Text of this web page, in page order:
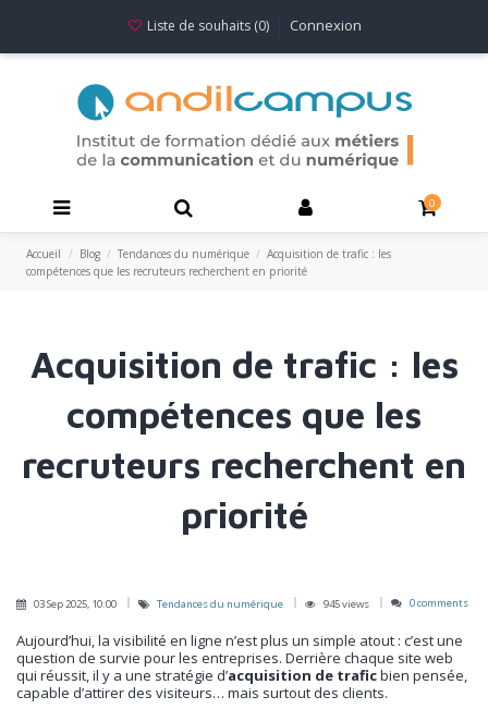
Liste de souhaits (0) Connexion
0
Accueil Blog Tendances du numérique
Acquisition de trafic : les
compétences que les recruteurs recherchent en priorité
Acquisition de trafic : les
compétences que les
recruteurs recherchent en
priorité
03 Sep 2025, 10:00 Tendances du numérique 945 views 0 comments
Aujourd’hui, la visibilité en ligne n’est plus un simple atout : c’est une
question de survie pour les entreprises. Derrière chaque site web
qui réussit, il y a une stratégie d’acquisition de traficbien pensée,
capable d’attirer des visiteurs… mais surtout des clients.